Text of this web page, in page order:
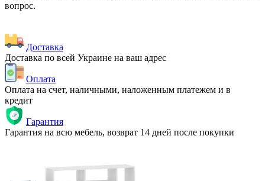
вопрос.
Доставка
Доставка по всей Украине на ваш адрес
Оплата
Оплата на счет, наличными, наложенным платежем и в
кредит
Гарантия
Гарантия на всю мебель, возврат 14 дней после покупки